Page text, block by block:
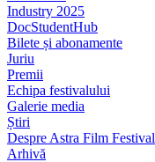
Industry 2025
DocStudentHub
Bilete și abonamente
Juriu
Premii
Echipa festivalului
Galerie media
Știri
Despre Astra Film Festival
Arhivă